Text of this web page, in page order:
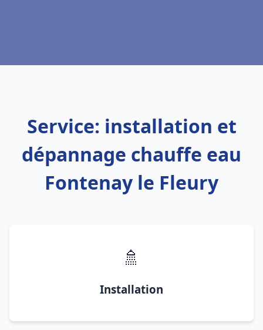
Service: installation et
dépannage chauffe eau
Fontenay le Fleury
🚿
Installation